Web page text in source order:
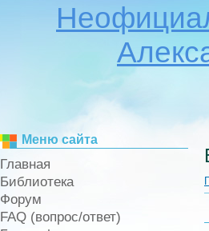
Меню сайта
Главная
Библиотека
Форум
FAQ (вопрос/ответ)